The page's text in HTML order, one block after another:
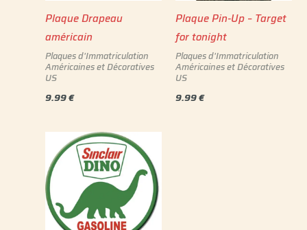
Plaque Drapeau
américain
Plaques d'Immatriculation
Américaines et Décoratives
US
9.99€
Plaque Pin-Up – Target
for tonight
Plaques d'Immatriculation
Américaines et Décoratives
US
9.99€